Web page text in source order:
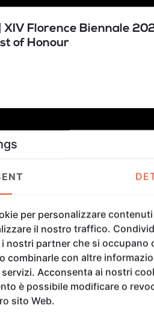
XIV Florence Biennale
of Honour
Florence Biennale 2023 |
per personalizzare
il nostro traffico.
nostri partner che si occupano
combinarle con altre
Acconsenta ai nostri
è possibile modificare o
sito Web.